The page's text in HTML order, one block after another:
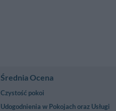
Średnia Ocena
Czystość pokoi
Udogodnienia w Pokojach oraz Usługi